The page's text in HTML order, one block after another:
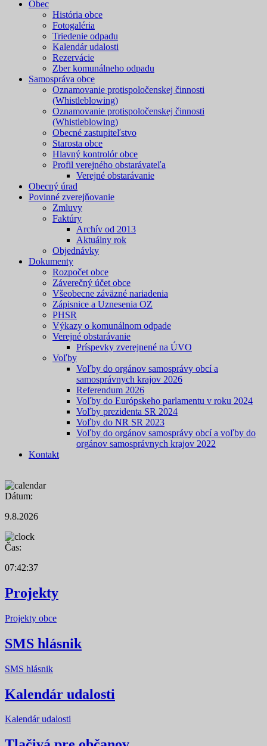
Obec
História obce
Fotogaléria
Triedenie odpadu
Kalendár udalosti
Rezervácie
Zber komunálneho odpadu
Samospráva obce
Oznamovanie protispoločenskej činnosti
(Whistleblowing)
Oznamovanie protispoločenskej činnosti
(Whistleblowing)
Obecné zastupiteľstvo
Starosta obce
Hlavný kontrolór obce
Profil verejného obstarávateľa
Verejné obstarávanie
Obecný úrad
Povinné zverejňovanie
Zmluvy
Faktúry
Archív od 2013
Aktuálny rok
Objednávky
Dokumenty
Rozpočet obce
Záverečný účet obce
Všeobecne záväzné nariadenia
Zápisnice a Uznesenia OZ
PHSR
Výkazy o komunálnom odpade
Verejné obstarávanie
Príspevky zverejnené na ÚVO
Voľby
Voľby do orgánov samosprávy obcí a
samosprávnych krajov 2026
Referendum 2026
Voľby do Európskeho parlamentu v roku 2024
Voľby prezidenta SR 2024
Voľby do NR SR 2023
Voľby do orgánov samosprávy obcí a voľby do
orgánov samosprávnych krajov 2022
Kontakt
Dátum:
9.8.2026
Čas:
07:42:37
Projekty
Projekty obce
SMS hlásnik
SMS hlásnik
Kalendár udalosti
Kalendár udalosti